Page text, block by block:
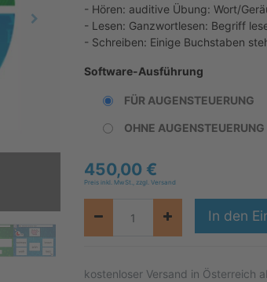
- Hören: auditive Übung: Wort/
- Lesen: Ganzwortlesen: Begriff
- Schreiben: Einige Buchstaben
Software-Ausführung
FÜR AUGENSTEUERUNG
OHNE AUGENSTEUERUNG
450,00 €
Preis inkl. MwSt., zzgl. Versand
In den
kostenloser Versand in Österreich